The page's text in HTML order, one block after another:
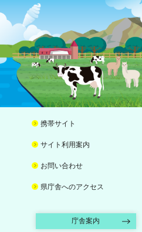
携帯サイト
サイト利用案内
お問い合わせ
県庁舎へのアクセス
庁舎案内